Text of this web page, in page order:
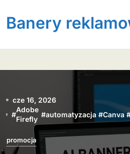
content
Banery
cze 16, 2026
#
Adobe
Firefly
#automatyzacja #Canva
promocja